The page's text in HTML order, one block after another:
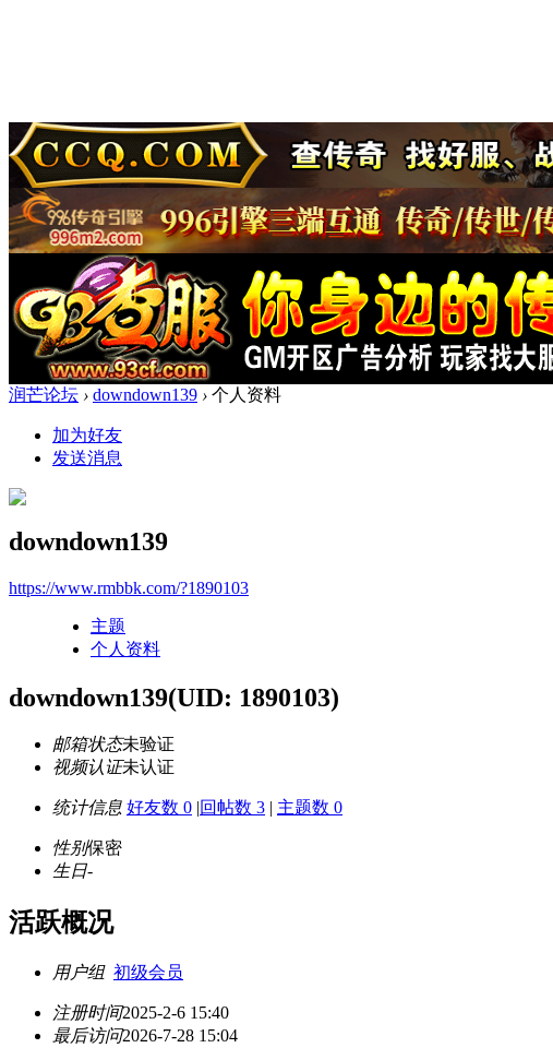
润芒论坛 › downdown139 › 个人资料
加为好友
发送消息
downdown139
https://www.rmbbk.com/?1890103
主题
个人资料
downdown139(UID: 1890103)
邮箱状态未验证
视频认证未认证
统计信息 好友数 0 |回帖数 3 | 主题数 0
性别保密
生日-
活跃概况
用户组 初级会员
注册时间2025-2-6 15:40
最后访问2026-7-28 15:04